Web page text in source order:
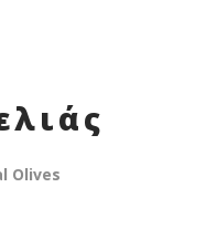
Olives